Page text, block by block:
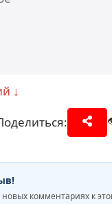
↓
комментариях к